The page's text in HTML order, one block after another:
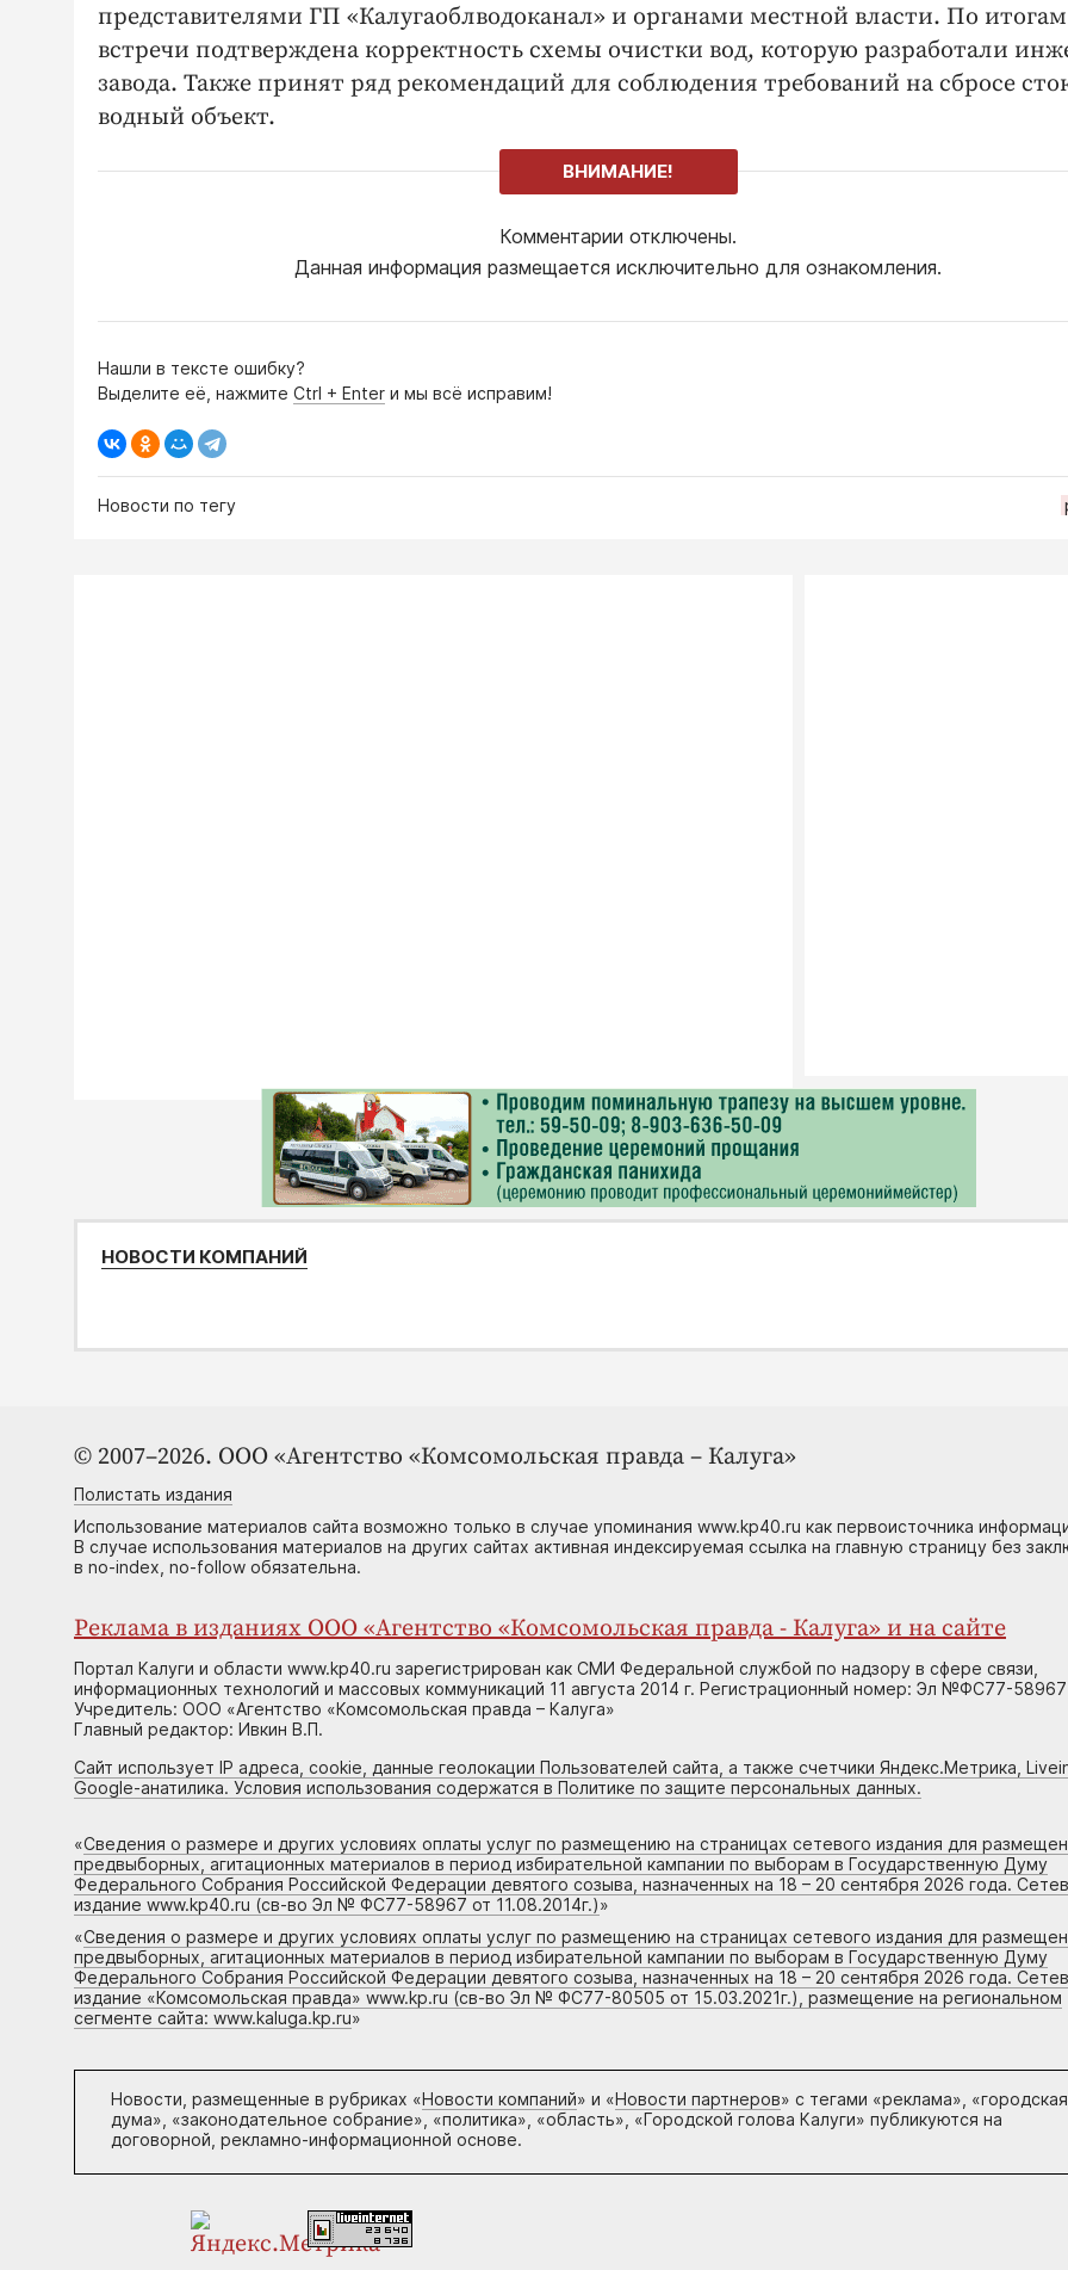
представителями ГП «Калугаоблводоканал» и органами местной власти. По итогам
встречи подтверждена корректность схемы очистки вод, которую разработали
завода. Также принят ряд рекомендаций для соблюдения требований на сбросе
водный объект.
ВНИМАНИЕ!
Комментарии отключены.
Данная информация размещается исключительно для ознакомления.
Нашли в тексте ошибку?
Выделите её, нажмите Ctrl + Enter и мы всё исправим!
Новости по тегу
НОВОСТИ КОМПАНИЙ
© 2007–2026. ООО «Агентство «Комсомольская правда – Калуга»
Полистать издания
Использование материалов сайта возможно только в случае упоминания www.kp40.ru как первоисточника
В случае использования материалов на других сайтах активная индексируемая ссылка на главную страницу без
в no-index, no-follow обязательна.
Реклама в изданиях ООО «Агентство «Комсомольская правда - Калуга» и на сайте
Портал Калуги и области www.kp40.ru зарегистрирован как СМИ Федеральной службой по надзору в сфере связи,
информационных технологий и массовых коммуникаций 11 августа 2014 г. Регистрационный номер: Эл №ФС77-58967
Учредитель: ООО «Агентство «Комсомольская правда – Калуга»
Главный редактор: Ивкин В.П.
Сайт использует IP адреса, cookie, данные геолокации Пользователей сайта, а также счетчики Яндекс.Метрика,
Google-анатилика. Условия использования содержатся в Политике по защите персональных данных.
«Сведения о размере и других условиях оплаты услуг по размещению на страницах сетевого издания для
предвыборных, агитационных материалов в период избирательной кампании по выборам в Государственную Думу
Федерального Собрания Российской Федерации девятого созыва, назначенных на 18 – 20 сентября 2026 года.
издание www.kp40.ru (св-во Эл № ФС77-58967 от 11.08.2014г.)»
«Сведения о размере и других условиях оплаты услуг по размещению на страницах сетевого издания для
предвыборных, агитационных материалов в период избирательной кампании по выборам в Государственную Думу
Федерального Собрания Российской Федерации девятого созыва, назначенных на 18 – 20 сентября 2026 года.
издание «Комсомольская правда» www.kp.ru (св-во Эл № ФС77-80505 от 15.03.2021г.), размещение на региональном
сегменте сайта: www.kaluga.kp.ru»
Новости, размещенные в рубриках «Новости компаний» и «Новости партнеров» с тегами «реклама», «городская
дума», «законодательное собрание», «политика», «область», «Городской голова Калуги» публикуются на
договорной, рекламно-информационной основе.